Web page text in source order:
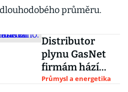
průměru.
Distributor
plynu GasNet
firmám hází
záchranné lano.
Průmysl a energetika